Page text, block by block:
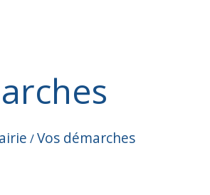
/Vos démarches